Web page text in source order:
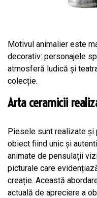
Motivul animalier este
decorativ: personajele
atmosferă ludică și
colecție.
Arta ceramicii
Piesele sunt realizate și
obiect fiind unic și
animate de pensulații
picturale care
creație. Această
actuală de apreciere a